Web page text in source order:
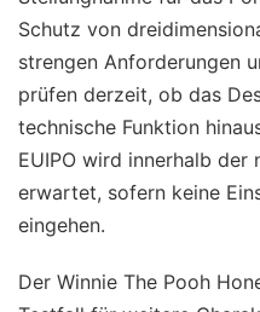
Schutz von
strengen Anforderungen
prüfen derzeit, ob das
technische Funktion
EUIPO wird innerhalb der
erwartet, sofern keine
eingehen.
Der Winnie The Pooh